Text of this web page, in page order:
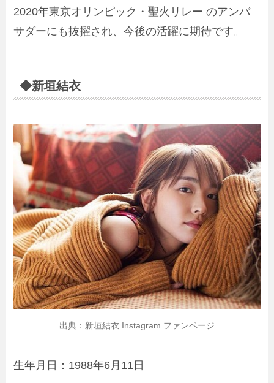
2020年東京オリンピック・聖火リレー のアンバ
サダーにも抜擢され、今後の活躍に期待です。
◆新垣結衣
出典：新垣結衣 Instagram ファンページ
生年月日：1988年6月11日